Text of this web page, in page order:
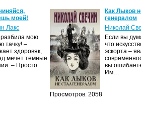
моей!
Лакс
мою
тачку! –
здоровяк,
мечет темные
– Просто…
Просмотров: 2058
Как Лыков
генералом
Николай
Если вы
что
эскорта –
вы
Им…